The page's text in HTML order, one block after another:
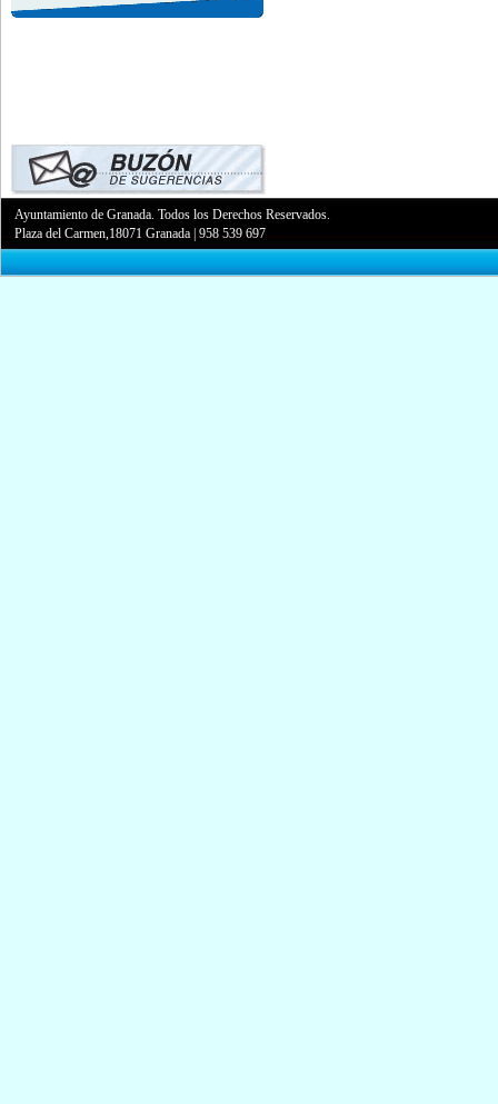
Ayuntamiento de Granada. Todos los Derechos Reservados.
Plaza del Carmen,18071 Granada |958 539 697